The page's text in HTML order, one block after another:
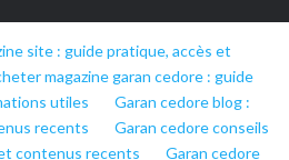
site : guide pratique, accès et
magazine garan cedore : guide
utiles
Garan cedore blog :
recents
Garan cedore conseils
contenus recents
Garan cedore